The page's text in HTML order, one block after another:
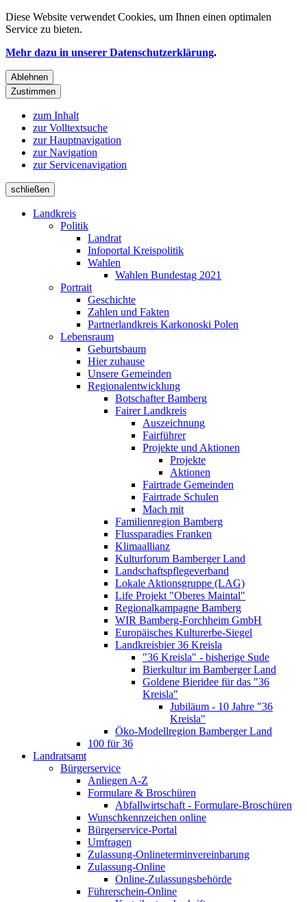
Diese Website verwendet Cookies, um Ihnen einen optimalen
Service zu bieten.
Mehr dazu in unserer Datenschutzerklärung.
Ablehnen
Zustimmen
zum Inhalt
zur Volltextsuche
zur Hauptnavigation
zur Navigation
zur Servicenavigation
schließen
Landkreis
Politik
Landrat
Infoportal Kreispolitik
Wahlen
Wahlen Bundestag 2021
Portrait
Geschichte
Zahlen und Fakten
Partnerlandkreis Karkonoski Polen
Lebensraum
Geburtsbaum
Hier zuhause
Unsere Gemeinden
Regionalentwicklung
Botschafter Bamberg
Fairer Landkreis
Auszeichnung
Fairführer
Projekte und Aktionen
Projekte
Aktionen
Fairtrade Gemeinden
Fairtrade Schulen
Mach mit
Familienregion Bamberg
Flussparadies Franken
Klimaallianz
Kulturforum Bamberger Land
Landschaftspflegeverband
Lokale Aktionsgruppe (LAG)
Life Projekt "Oberes Maintal"
Regionalkampagne Bamberg
WIR Bamberg-Forchheim GmbH
Europäisches Kulturerbe-Siegel
Landkreisbier 36 Kreisla
"36 Kreisla" - bisherige Sude
Bierkultur im Bamberger Land
Goldene Bieridee für das "36
Kreisla"
Jubiläum - 10 Jahre "36
Kreisla"
Öko-Modellregion Bamberger Land
100 für 36
Landratsamt
Bürgerservice
Anliegen A-Z
Formulare & Broschüren
Abfallwirtschaft - Formulare-Broschüren
Wunschkennzeichen online
Bürgerservice-Portal
Umfragen
Zulassung-Onlineterminvereinbarung
Zulassung-Online
Online-Zulassungsbehörde
Führerschein-Online